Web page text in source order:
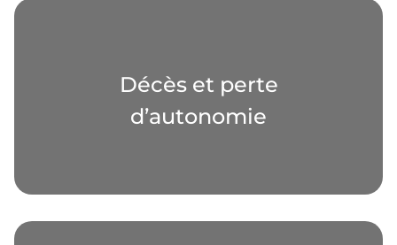
Décès et perte
d’autonomie